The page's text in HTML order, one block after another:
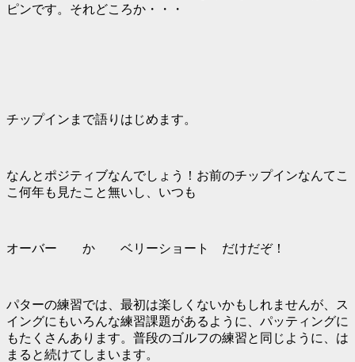
ピンです。それどころか・・・
チップインまで語りはじめます。
なんとポジティブなんでしょう！お前のチップインなんてこ
こ何年も見たこと無いし、いつも
オーバー か ベリーショート だけだぞ！
パターの練習では、最初は楽しくないかもしれませんが、ス
イングにもいろんな練習課題があるように、パッティングに
もたくさんあります。普段のゴルフの練習と同じように、は
まると続けてしまいます。